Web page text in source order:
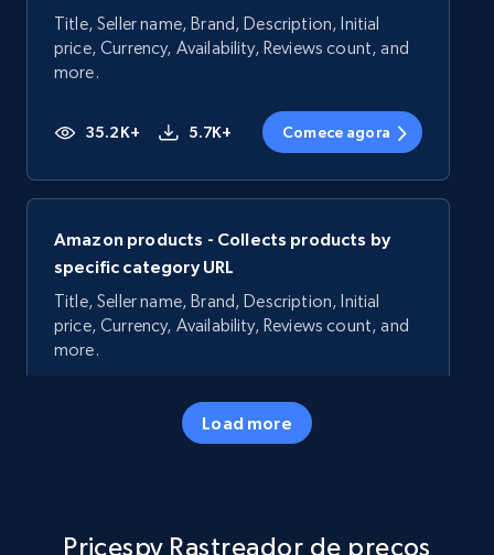
Title, Seller name, Brand, Description, Initial
price, Currency, Availability, Reviews count, and
more.
35.2K+ 5.7K+ Comece agora
Amazon products - Collects products by
specific category URL
Title, Seller name, Brand, Description, Initial
price, Currency, Availability, Reviews count, and
more.
5.7K+ Comece agora
specific keywords
Load more
Pricespy Rastreador de preços